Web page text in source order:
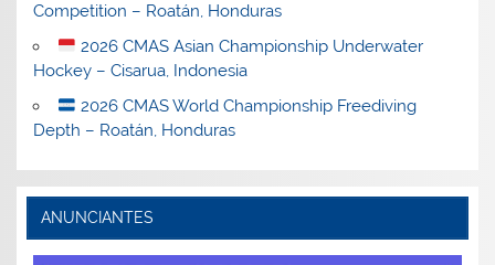
Competition – Roatán, Honduras
2026 CMAS Asian Championship Underwater
Hockey – Cisarua, Indonesia
2026 CMAS World Championship Freediving
Depth – Roatán, Honduras
ANUNCIANTES